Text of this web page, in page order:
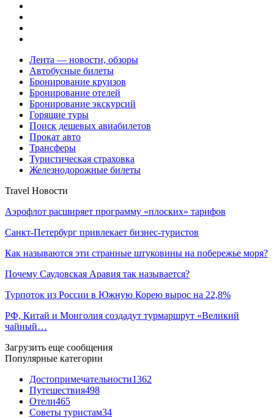
Лента — новости, обзоры
Автобусные билеты
Бронирование круизов
Бронирование отелей
Бронирование экскурсий
Горящие туры
Поиск дешевых авиабилетов
Прокат авто
Трансферы
Туристическая страховка
Железнодорожные билеты
Travel Новости
Аэрофлот расширяет программу «плоских» тарифов
Санкт-Петербург привлекает бизнес-туристов
Как называются эти странные штуковины на побережье моря?
Почему Саудовская Аравия так называется?
Турпоток из России в Южную Корею вырос на 22,8%
РФ, Китай и Монголия создадут турмаршрут «Великий
чайный…
Загрузить еще сообщения
Популярные категории
Достопримечательности1362
Путешествия498
Отели465
Советы туристам34